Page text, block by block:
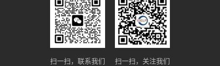
扫一扫，联系我们 扫一扫，关注我们